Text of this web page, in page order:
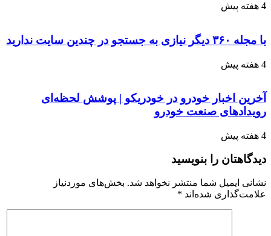
4 هفته پیش
با مجله ۳۶۰ دیگر نیازی به جستجو در چندین سایت ندارید
4 هفته پیش
آخرین اخبار خودرو در خودریکو | پوشش لحظه‌ای
رویدادهای صنعت خودرو
4 هفته پیش
دیدگاهتان را بنویسید
نشانی ایمیل شما منتشر نخواهد شد. بخش‌های موردنیاز
علامت‌گذاری شده‌اند *